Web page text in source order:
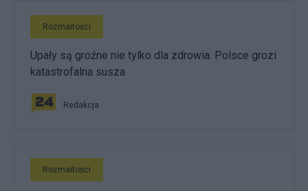
Rozmaitości
Upały są groźne nie tylko dla zdrowia. Polsce grozi
katastrofalna susza
Redakcja
Rozmaitości